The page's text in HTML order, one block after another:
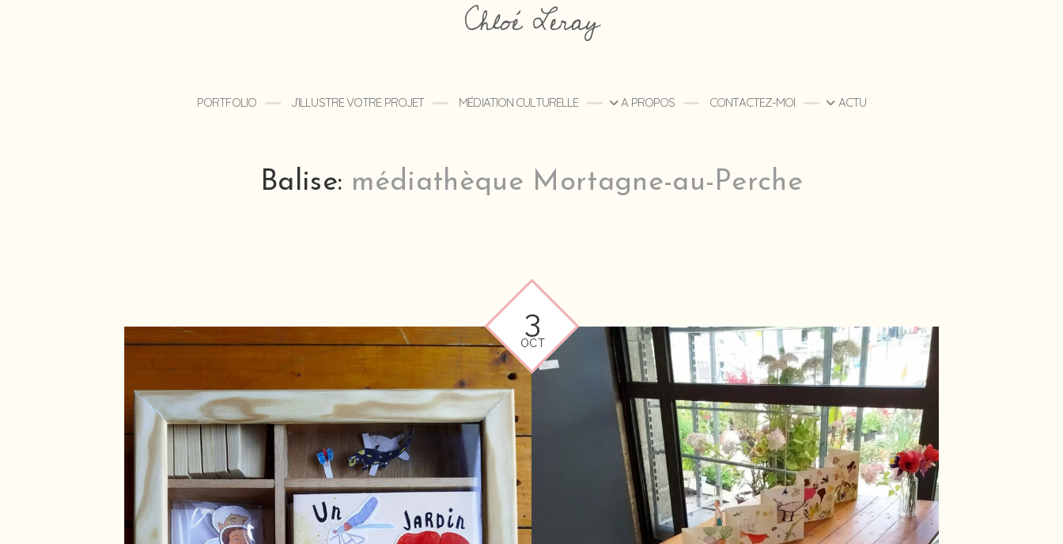
Chloé Leray
PORTFOLIO J’ILLUSTRE VOTRE PROJET MÉDIATION CULTURELLE A PROPOS CONTACTEZ-MOI ACTU
Balise: médiathèque Mortagne-au-Perche
3
OCT